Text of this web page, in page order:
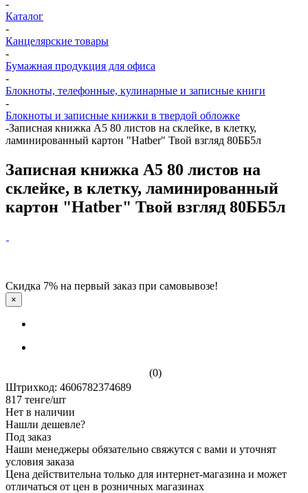
-
Каталог
-
Канцелярские товары
-
Бумажная продукция для офиса
-
Блокноты, телефонные, кулинарные и записные книги
-
Блокноты и записные книжки в твердой обложке
-Записная книжка А5 80 листов на склейке, в клетку,
ламинированный картон "Hatber" Твой взгляд 80ББ5л
Записная книжка А5 80 листов на
склейке, в клетку, ламинированный
картон "Hatber" Твой взгляд 80ББ5л
Скидка 7% на первый заказ при самовывозе!
×
(0)
Штрихкод: 4606782374689
817 тенге/шт
Нет в наличии
Нашли дешевле?
Под заказ
Наши менеджеры обязательно свяжутся с вами и уточнят
условия заказа
Цена действительна только для интернет-магазина и может
отличаться от цен в розничных магазинах